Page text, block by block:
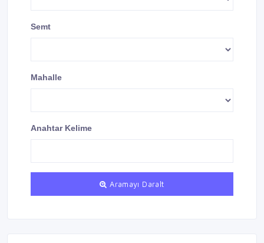
Semt
Mahalle
Anahtar Kelime
Aramayı Daralt